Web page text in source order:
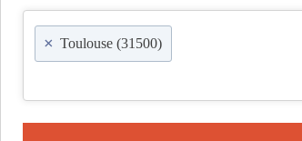
× Toulouse (31500)